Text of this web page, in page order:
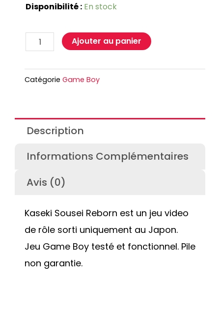
Disponibilité : En stock
Ajouter au panier
Catégorie Game Boy
Description
Informations Complémentaires
Avis (0)
Kaseki Sousei Reborn est un jeu video
de rôle sorti uniquement au Japon.
Jeu Game Boy testé et fonctionnel. Pile
non garantie.